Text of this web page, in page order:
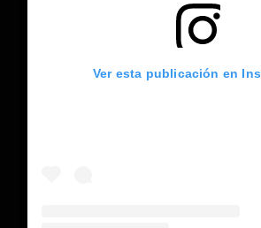
Ver esta publicación en